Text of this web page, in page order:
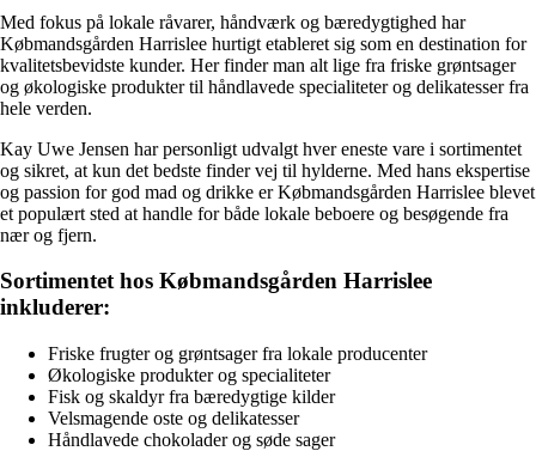
Med fokus på lokale råvarer, håndværk og bæredygtighed har
Købmandsgården Harrislee hurtigt etableret sig som en destination for
kvalitetsbevidste kunder. Her finder man alt lige fra friske grøntsager
og økologiske produkter til håndlavede specialiteter og delikatesser fra
hele verden.
Kay Uwe Jensen har personligt udvalgt hver eneste vare i sortimentet
og sikret, at kun det bedste finder vej til hylderne. Med hans ekspertise
og passion for god mad og drikke er Købmandsgården Harrislee blevet
et populært sted at handle for både lokale beboere og besøgende fra
nær og fjern.
Sortimentet hos Købmandsgården Harrislee
inkluderer:
Friske frugter og grøntsager fra lokale producenter
Økologiske produkter og specialiteter
Fisk og skaldyr fra bæredygtige kilder
Velsmagende oste og delikatesser
Håndlavede chokolader og søde sager